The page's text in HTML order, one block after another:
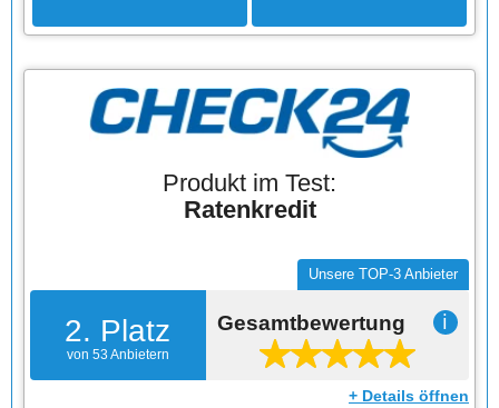
Produkt im Test:
Ratenkredit
2. Platz
von 53 Anbietern
Unsere TOP-3 Anbieter
Gesamtbewertung ℹ
+ Details öffnen